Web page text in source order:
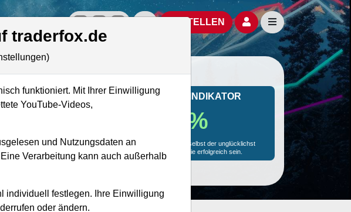
offizielle Social Media-AccountsAktien- und Artikelsuche öffnen
BESTELLEN Seitennavigation
Mrd. USD
USD
MONKEY-TRADER INDIKATOR
87.9 %
Mit 87.9 % Wahrscheinlichkeit wird selbst der unglücklichst
agierende Trader mit dieser Aktie erfolgreich sein.
traderfox.de
funktioniert. Mit Ihrer Einwilligung
YouTube-Videos,
und Nutzungsdaten an
Verarbeitung kann auch außerhalb
individuell festlegen. Ihre Einwilligung
oder ändern.